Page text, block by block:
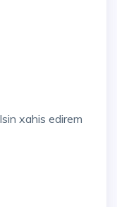
xahis edirem